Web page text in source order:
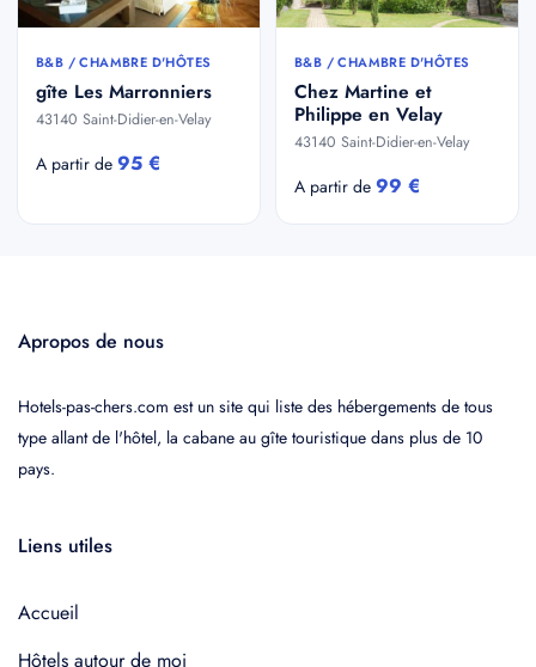
B&B / CHAMBRE D'HÔTES
gîte Les Marronniers
43140 Saint-Didier-en-Velay
A partir de 95 €
B&B / CHAMBRE D'HÔTES
Chez Martine et
Philippe en Velay
43140 Saint-Didier-en-Velay
A partir de 99 €
Apropos de nous
Hotels-pas-chers.com est un site qui liste des hébergements de tous
type allant de l'hôtel, la cabane au gîte touristique dans plus de 10
pays.
Liens utiles
Accueil
Hôtels autour de moi